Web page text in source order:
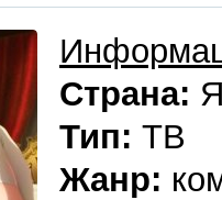
Страна:
Тип: ТВ
Жанр: